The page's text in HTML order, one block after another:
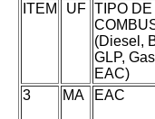
ITEM
UF TIPO DE
(Diesel,
GLP,
EAC)
3 MA EAC